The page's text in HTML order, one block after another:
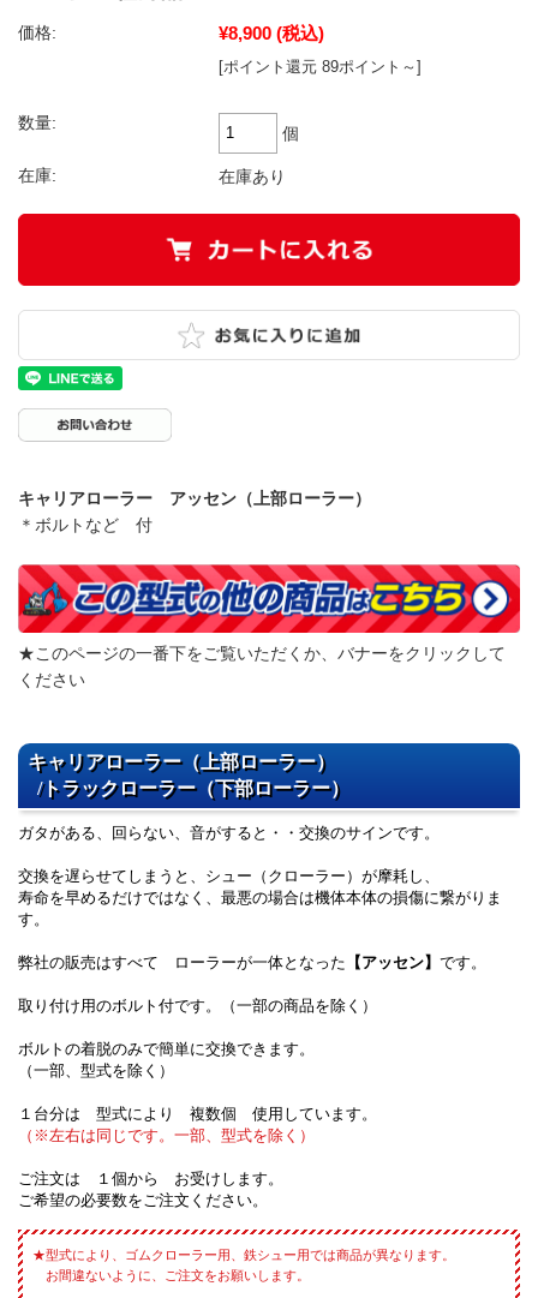
価格: ¥8,900 (税込)
[ポイント還元 89ポイント～]
数量:
個
在庫: 在庫あり
キャリアローラー アッセン（上部ローラー）
＊ボルトなど 付
★このページの一番下をご覧いただくか、バナーをクリックして
ください
キャリアローラー（上部ローラー）
/トラックローラー（下部ローラー）
ガタがある、回らない、音がすると・・交換のサインです。
交換を遅らせてしまうと、シュー（クローラー）が摩耗し、
寿命を早めるだけではなく、最悪の場合は機体本体の損傷に繋がりま
す。
弊社の販売はすべて ローラーが一体となった 【アッセン】 です。
取り付け用のボルト付です。（一部の商品を除く）
ボルトの着脱のみで簡単に交換できます。
（一部、型式を除く）
１台分は 型式により 複数個 使用しています。
（※左右は同じです。一部、型式を除く）
ご注文は １個から お受けします。
ご希望の必要数をご注文ください。
型式により、ゴムクローラー用、鉄シュー用では商品が異なります。
お間違ないように、ご注文をお願いします。